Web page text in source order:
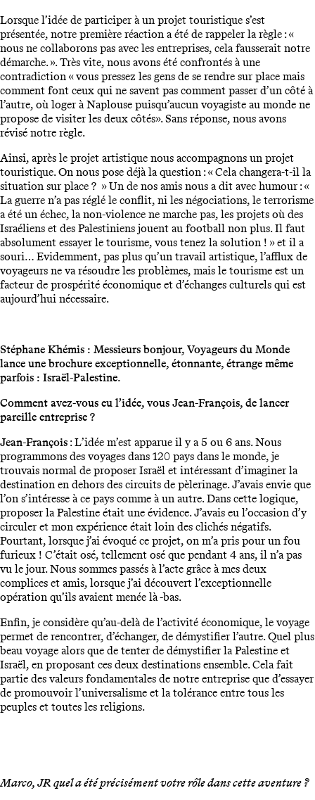
Lorsque l’idée de participer à un projet touristique s’est
présentée, notre première réaction a été de rappeler la règle : «
nous ne collaborons pas avec les entreprises, cela fausserait notre
démarche. ». Très vite, nous avons été confrontés à une
contradiction « vous pressez les gens de se rendre sur place mais
comment font ceux qui ne savent pas comment passer d’un côté à
l’autre, où loger à Naplouse puisqu’aucun voyagiste au monde ne
propose de visiter les deux côtés». Sans réponse, nous avons
révisé notre règle.
Ainsi, après le projet artistique nous accompagnons un projet
touristique. On nous pose déjà la question : « Cela changera-t-il la
situation sur place ? » Un de nos amis nous a dit avec humour : «
La guerre n’a pas réglé le conflit, ni les négociations, le terrorisme
a été un échec, la non-violence ne marche pas, les projets où des
Israéliens et des Palestiniens jouent au football non plus. Il faut
absolument essayer le tourisme, vous tenez la solution ! » et il a
souri… Evidemment, pas plus qu’un travail artistique, l’afflux de
voyageurs ne va résoudre les problèmes, mais le tourisme est un
facteur de prospérité économique et d’échanges culturels qui est
aujourd’hui nécessaire.
Stéphane Khémis : Messieurs bonjour, Voyageurs du Monde
lance une brochure exceptionnelle, étonnante, étrange même
parfois : Israël-Palestine.
Comment avez-vous eu l’idée, vous Jean-François, de lancer
pareille entreprise ?
Jean-François : L’idée m’est apparue il y a 5 ou 6 ans. Nous
programmons des voyages dans 120 pays dans le monde, je
trouvais normal de proposer Israël et intéressant d’imaginer la
destination en dehors des circuits de pèlerinage. J’avais envie que
l’on s’intéresse à ce pays comme à un autre. Dans cette logique,
proposer la Palestine était une évidence. J’avais eu l’occasion d’y
circuler et mon expérience était loin des clichés négatifs.
Pourtant, lorsque j’ai évoqué ce projet, on m’a pris pour un fou
furieux ! C’était osé, tellement osé que pendant 4 ans, il n’a pas
vu le jour. Nous sommes passés à l’acte grâce à mes deux
complices et amis, lorsque j’ai découvert l’exceptionnelle
opération qu’ils avaient menée là -bas.
Enfin, je considère qu’au-delà de l’activité économique, le voyage
permet de rencontrer, d’échanger, de démystifier l’autre. Quel plus
beau voyage alors que de tenter de démystifier la Palestine et
Israël, en proposant ces deux destinations ensemble. Cela fait
partie des valeurs fondamentales de notre entreprise que d’essayer
de promouvoir l’universalisme et la tolérance entre tous les
peuples et toutes les religions.
Marco, JR quel a été précisément votre rôle dans cette aventure ?